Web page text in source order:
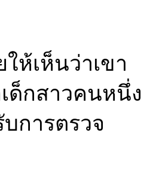
ห้เห็นว่าเขา
ด็กสาวคนหนึ่ง
การตรวจ